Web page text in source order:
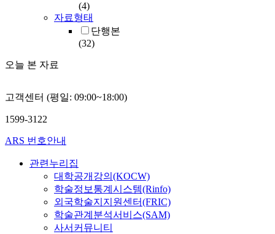
(4)
자료형태
단행본
(32)
오늘 본 자료
고객센터 (평일: 09:00~18:00)
1599-3122
ARS 번호안내
관련누리집
대학공개강의(KOCW)
학술정보통계시스템(Rinfo)
외국학술지지원센터(FRIC)
학술관계분석서비스(SAM)
사서커뮤니티